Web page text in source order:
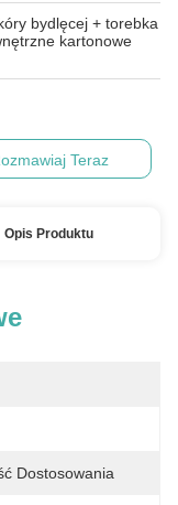
bydlęcej + torebka
kartonowe
Teraz
Opis Produktu
Dostosowania